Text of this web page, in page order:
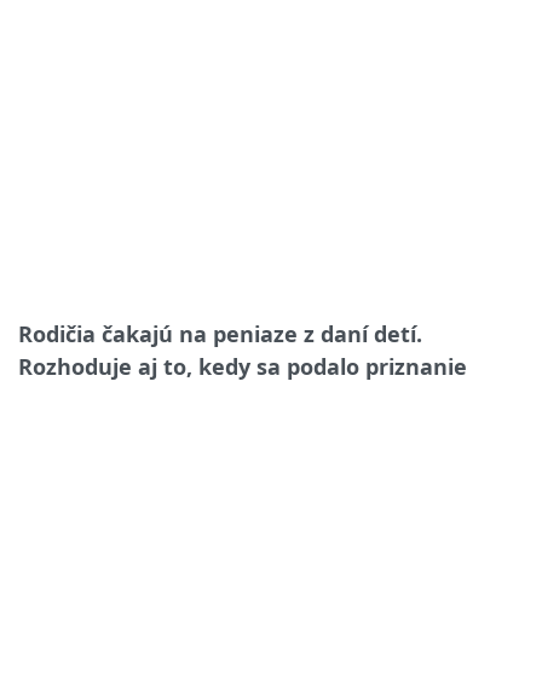
Rodičia čakajú na peniaze z daní detí.
Rozhoduje aj to, kedy sa podalo priznanie